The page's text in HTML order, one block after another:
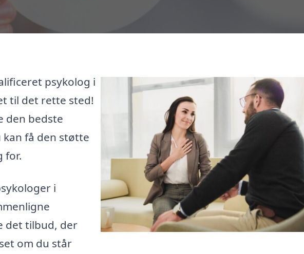
psykolog i
til det rette sted!
den bedste
få den støtte
for.
i
det tilbud, der
om du står